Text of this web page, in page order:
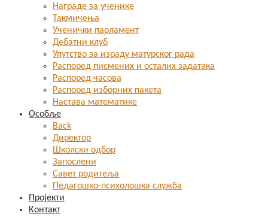
Награде за ученике
Такмичења
Ученички парламент
Дебатни клуб
Упутство за израду матурског рада
Распоред писмених и осталих задатака
Распоред часова
Распоред изборних пакета
Настава математике
Особље
Back
Директор
Школски одбор
Запослени
Савет родитеља
Педагошко-психолошка служба
Пројекти
Контакт